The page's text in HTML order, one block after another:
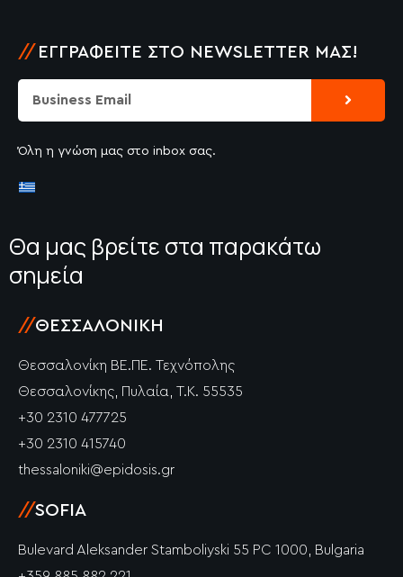
// ΕΓΓΡΑΦΕΊΤΕ ΣΤΟ NEWSLETTER ΜΑΣ!
Submit
Όλη η γνώση μας στο inbox σας.
Θα μας βρείτε στα παρακάτω
σημεία
//ΘΕΣΣΑΛΟΝΊΚΗ
Θεσσαλονίκη ΒΕ.ΠΕ. Τεχνόπολης
Θεσσαλονίκης, Πυλαία, Τ.Κ. 55535
+30 2310 477725
+30 2310 415740
thessaloniki@epidosis.gr
//SOFIA
Bulevard Aleksander Stamboliyski 55 PC 1000, Bulgaria